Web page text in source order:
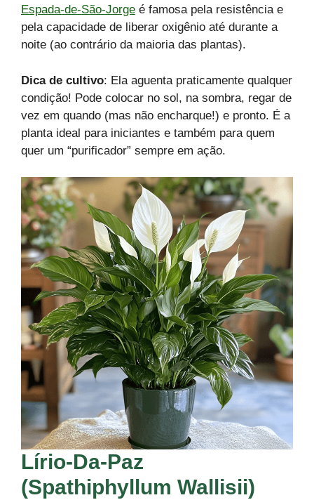
Espada-de-São-Jorge é famosa pela resistência e
pela capacidade de liberar oxigênio até durante a
noite (ao contrário da maioria das plantas).
Dica de cultivo: Ela aguenta praticamente qualquer
condição! Pode colocar no sol, na sombra, regar de
vez em quando (mas não encharque!) e pronto. É a
planta ideal para iniciantes e também para quem
quer um “purificador” sempre em ação.
Lírio-Da-Paz
(Spathiphyllum Wallisii)